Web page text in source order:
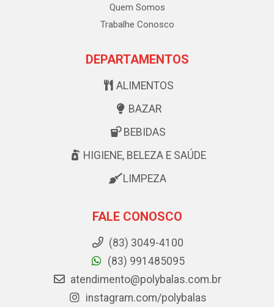
Quem Somos
Trabalhe Conosco
DEPARTAMENTOS
ALIMENTOS
BAZAR
BEBIDAS
HIGIENE, BELEZA E SAÚDE
LIMPEZA
FALE CONOSCO
(83) 3049-4100
(83) 991485095
atendimento@polybalas.com.br
instagram.com/polybalas